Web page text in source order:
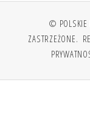
© POLSKIE
ZASTRZEŻONE.